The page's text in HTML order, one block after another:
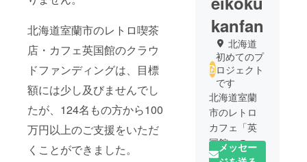
北海道室蘭市のレトロ喫茶
店・カフェ英国館のクラウ
ドファンディングは、目標
額には少し及びませんでし
たが、124名もの方から100
万円以上のご支援をいただ
くことができました。
kanfan
北海道
初めてのプ
ロジェクト
です
北海道室蘭
市のレトロ
カフェ「英
国館」の
ファンクラ
メッセー